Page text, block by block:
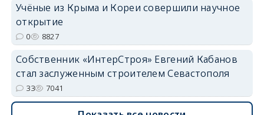
Учёные из Крыма и Кореи совершили научное
открытие
0 8827
Собственник «ИнтерСтроя» Евгений Кабанов
стал заслуженным строителем Севастополя
33 7041